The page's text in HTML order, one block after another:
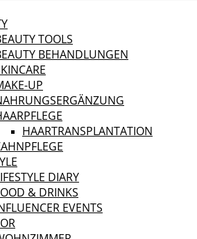
TOOLS
BEHANDLUNGEN
UP
HAARTRANSPLANTATION
DIARY
& DRINKS
EVENTS